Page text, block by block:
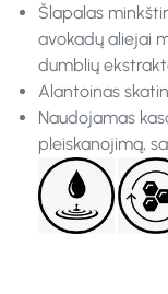
Šlapalas
avokadų aliejai
dumblių
Alantoinas
Naudojamas
pleiskanojimą,